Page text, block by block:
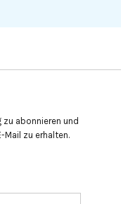
zu abonnieren und
Mail zu erhalten.